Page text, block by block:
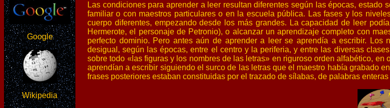
Google
Wikipedia
Las condiciones para aprender a leer resultan diferentes según las épocas,
familiar o con maestros particulares o en la escuela pública. Las fases y los
cuerpo diferentes, empezando desde los más grandes. La capacidad de leer
Hermerote, el personaje de Petronio), o alcanzar un aprendizaje completo con
perfecto dominio. Pero antes aún de aprender a leer se aprendía a escribir.
desigual, según las épocas, entre el centro y la periferia, y entre las diversas
sobre todo «las figuras y los nombres de las letras» en riguroso orden alfabético,
aprendían a escribir siguiendo el surco de las letras que el maestro había grabado
frases posteriores estaban constituidas por el trazado de sílabas, de palabras